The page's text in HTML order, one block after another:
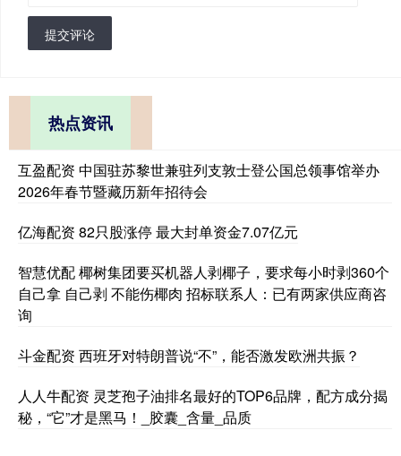
提交评论
热点资讯
互盈配资 中国驻苏黎世兼驻列支敦士登公国总领事馆举办
2026年春节暨藏历新年招待会
亿海配资 82只股涨停 最大封单资金7.07亿元
智慧优配 椰树集团要买机器人剥椰子，要求每小时剥360个
自己拿 自己剥 不能伤椰肉 招标联系人：已有两家供应商咨
询
斗金配资 西班牙对特朗普说“不”，能否激发欧洲共振？
人人牛配资 灵芝孢子油排名最好的TOP6品牌，配方成分揭
秘，“它”才是黑马！_胶囊_含量_品质